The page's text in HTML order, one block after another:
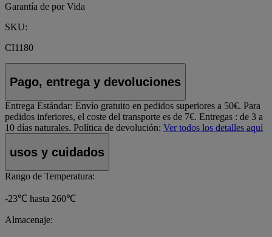
Garantía de por Vida
SKU:
CI1180
Pago, entrega y devoluciones
Entrega Estándar: Envío gratuito en pedidos superiores a 50€. Para
pedidos inferiores, el coste del transporte es de 7€. Entregas : de 3 a
10 días naturales. Política de devolución: Ver todos los detalles aquí
usos y cuidados
Rango de Temperatura:
-23℃ hasta 260℃
Almacenaje: